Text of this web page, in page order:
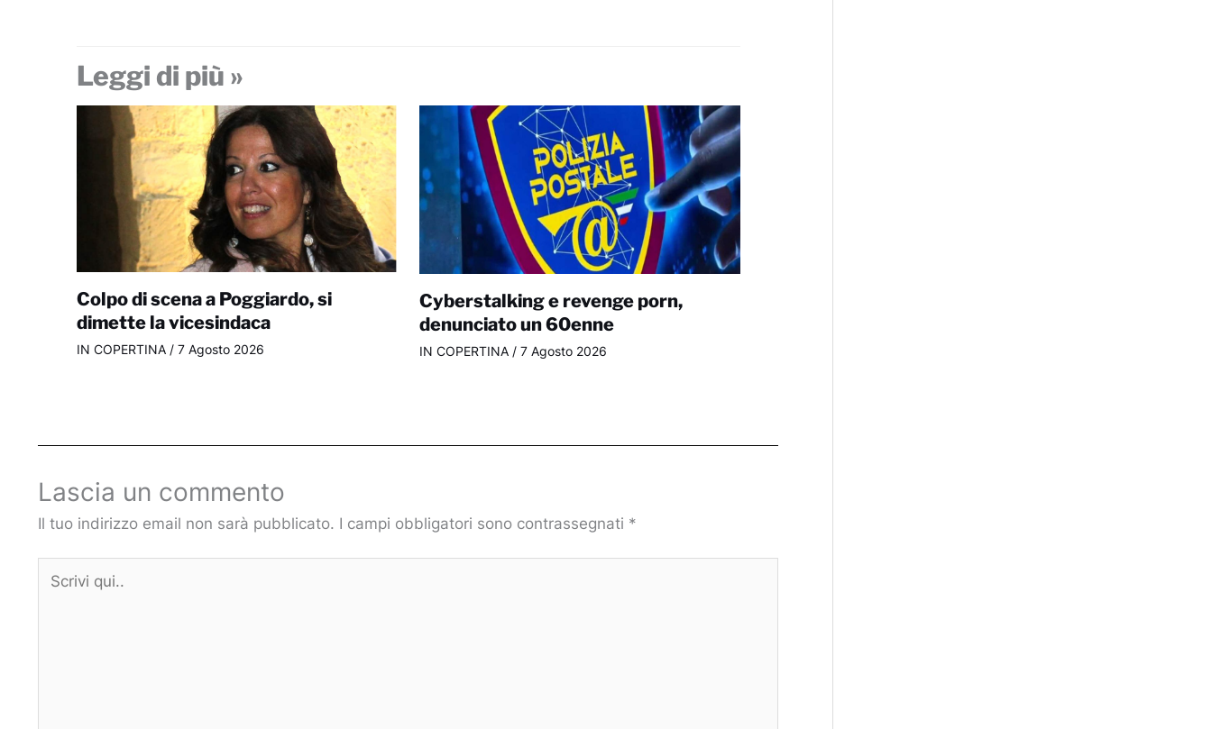
Leggi di più »
Colpo di scena a Poggiardo, si
dimette la vicesindaca
IN COPERTINA/ 7 Agosto 2026
Cyberstalking e revenge porn,
denunciato un 60enne
IN COPERTINA / 7 Agosto 2026
Lascia un commento
Il tuo indirizzo email non sarà pubblicato. I campi obbligatori sono contrassegnati *
qui..